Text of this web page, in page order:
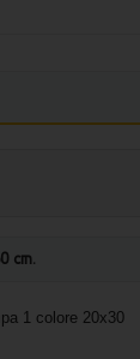
cm.
1 colore 20x30